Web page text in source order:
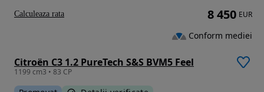
Citroën C3 1.2 PureTech S&S BVM5 Feel
1199 cm3 • 83 CP
8 450 EUR
Conform mediei
Calculeaza rata